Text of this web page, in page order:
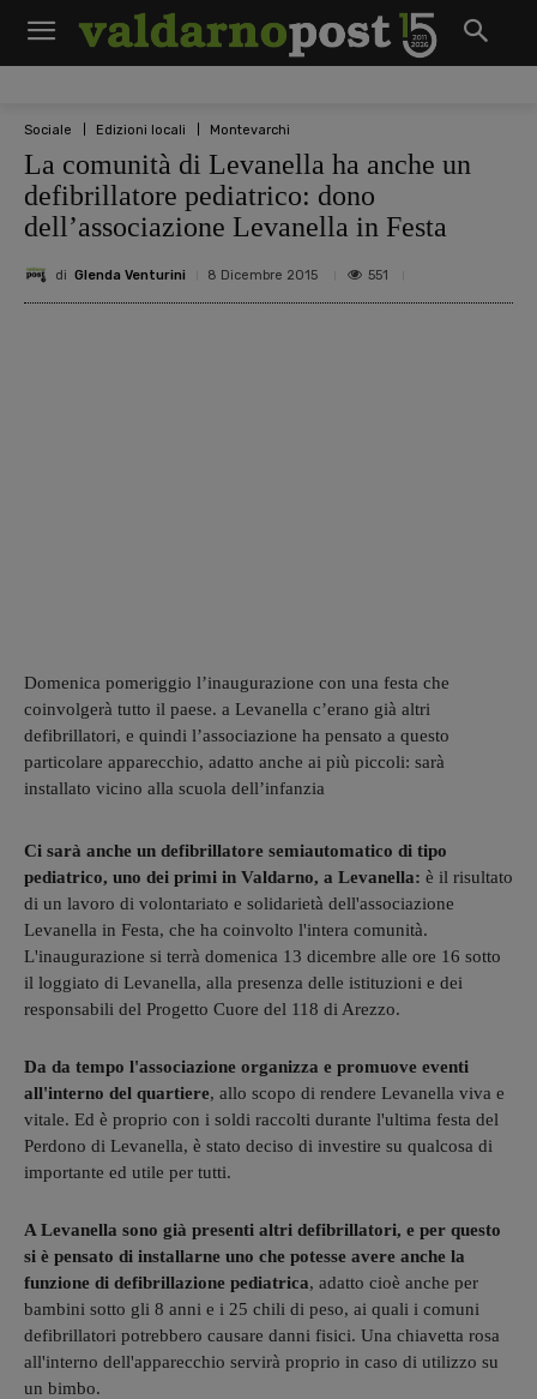
Sociale Edizioni locali Montevarchi
La comunità di Levanella ha anche un
defibrillatore pediatrico: dono
dell’associazione Levanella in Festa
di Glenda Venturini 8 Dicembre 2015 551
Domenica pomeriggio l’inaugurazione con una festa che
coinvolgerà tutto il paese. a Levanella c’erano già altri
defibrillatori, e quindi l’associazione ha pensato a questo
particolare apparecchio, adatto anche ai più piccoli: sarà
installato vicino alla scuola dell’infanzia
Ci sarà anche un defibrillatore semiautomatico di tipo
pediatrico, uno dei primi in Valdarno, a Levanella: è il risultato
di un lavoro di volontariato e solidarietà dell'associazione
Levanella in Festa, che ha coinvolto l'intera comunità.
L'inaugurazione si terrà domenica 13 dicembre alle ore 16 sotto
il loggiato di Levanella, alla presenza delle istituzioni e dei
responsabili del Progetto Cuore del 118 di Arezzo.
Da da tempo l'associazione organizza e promuove eventi
all'interno del quartiere, allo scopo di rendere Levanella viva e
vitale. Ed è proprio con i soldi raccolti durante l'ultima festa del
Perdono di Levanella, è stato deciso di investire su qualcosa di
importante ed utile per tutti.
A Levanella sono già presenti altri defibrillatori, e per questo
si è pensato di installarne uno che potesse avere anche la
funzione di defibrillazione pediatrica, adatto cioè anche per
bambini sotto gli 8 anni e i 25 chili di peso, ai quali i comuni
defibrillatori potrebbero causare danni fisici. Una chiavetta rosa
all'interno dell'apparecchio servirà proprio in caso di utilizzo su
un bimbo.